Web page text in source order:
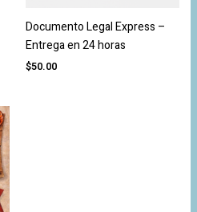
Documento Legal Express –
Entrega en 24 horas
$50.00